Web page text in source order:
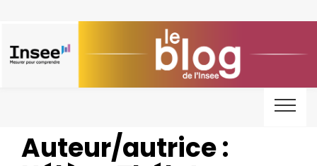
Auteur/autrice :